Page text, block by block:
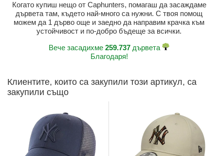
Когато купиш нещо от Caphunters, помагаш да засаждаме
дървета там, където най-много са нужни. С твоя помощ
можем да 1 дърво още и заедно да направим крачка към
устойчивост и по-добро бъдеще за всички.
Вече засадихме 259.737 дървета
Благодаря!
Клиентите, които са закупили този артикул, са
закупили също